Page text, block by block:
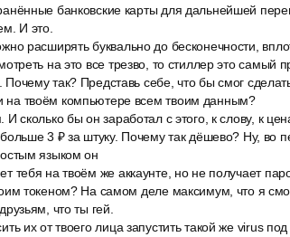
банковские карты для дальнейшей
И это.
расширять буквально до бесконечности,
на это все трезво, то стиллер это самый
так? Представь себе, что бы смог
твоём компьютере всем твоим данным?
сколько бы он заработал с этого, к слову, к
3 ₽ за штуку. Почему так дёшево? Ну, во
языком он
тебя на твоём же аккаунте, но не получает
токеном? На самом деле максимум, что я
что ты гей.
их от твоего лица запустить такой же virus